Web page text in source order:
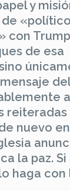
y
con
de esa
reiteradas
nuevo
la paz.
haga con